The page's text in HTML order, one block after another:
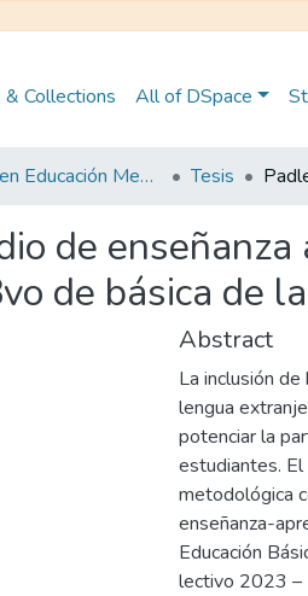
Collections All of DSpace
Maestría en Educación Mención en Pedagogía en Entornos Digitales Tesis
de
de básica de
Abstract
La inclusión
lengua
potenciar la
estudiantes.
metodológica
enseñanza-
Educación
lectivo 2023 –